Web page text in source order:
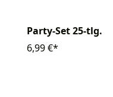
Party-Set 25-tlg.
6,99 €*